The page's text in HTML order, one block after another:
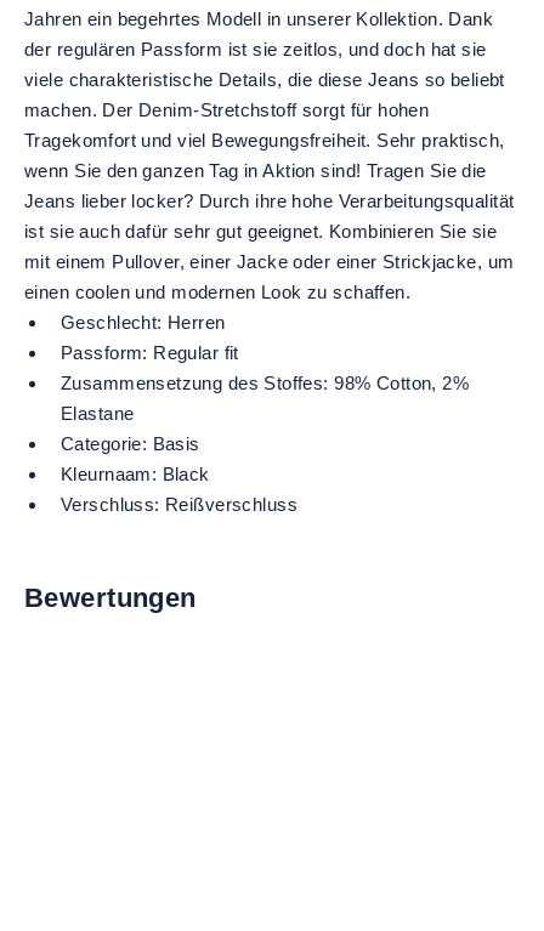
Jahren ein begehrtes Modell in unserer Kollektion. Dank
der regulären Passform ist sie zeitlos, und doch hat sie
viele charakteristische Details, die diese Jeans so beliebt
machen. Der Denim-Stretchstoff sorgt für hohen
Tragekomfort und viel Bewegungsfreiheit. Sehr praktisch,
wenn Sie den ganzen Tag in Aktion sind! Tragen Sie die
Jeans lieber locker? Durch ihre hohe Verarbeitungsqualität
ist sie auch dafür sehr gut geeignet. Kombinieren Sie sie
mit einem Pullover, einer Jacke oder einer Strickjacke, um
einen coolen und modernen Look zu schaffen.
Geschlecht: Herren
Passform: Regular fit
Zusammensetzung des Stoffes:98% Cotton, 2%
Elastane
Categorie: Basis
Kleurnaam: Black
Verschluss: Reißverschluss
Bewertungen